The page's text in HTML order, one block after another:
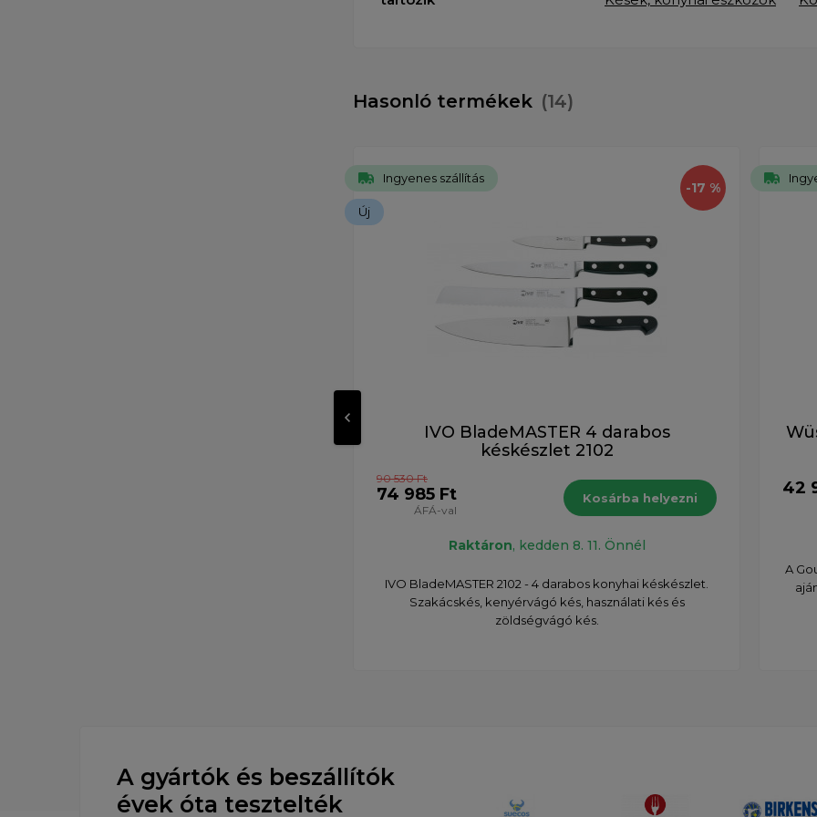
Hasonló termékek (14)
-17 %
Ingyenes szállítás
Új
IVO BladeMASTER 4 darabos
késkészlet 2102
90 530 Ft
74 985 Ft
ÁFÁ-val
Kosárba helyezni
Raktáron, kedden 8. 11. Önnél
IVO BladeMASTER 2102 - 4 darabos konyhai késkészlet.
Szakácskés, kenyérvágó kés, használati kés és
zöldségvágó kés.
42
A
A gyártók és beszállítók
évek óta tesztelték